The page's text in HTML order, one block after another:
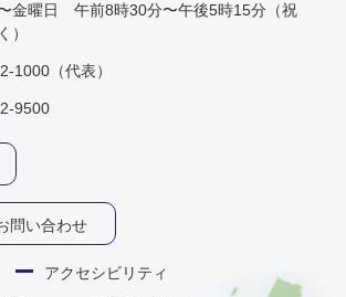
金曜日 午前8時30分〜午後5時15分（祝
）
1000（代表）
9500
問い合わせ
アクセシビリティ